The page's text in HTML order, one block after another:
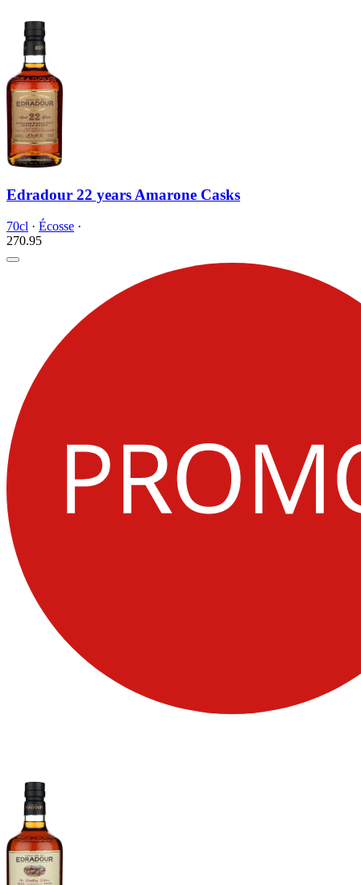
Edradour 22 years Amarone Casks
70cl · Écosse ·
270.95